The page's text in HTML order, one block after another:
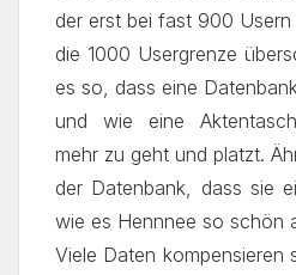
der erst bei fast 900
die 1000 Usergrenze
es so, dass eine
und wie eine
mehr zu geht und platzt.
der Datenbank, dass sie
wie es Hennnee so schön
Viele Daten kompensieren